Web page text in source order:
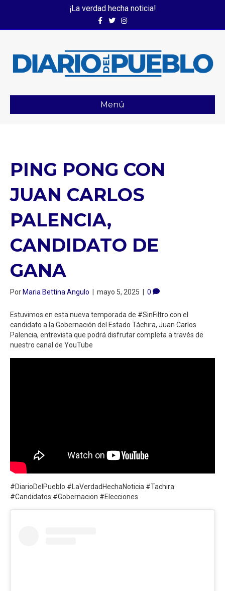
¡La verdad hecha noticia!
FacebookTwitterInstagram
Menú
PING PONG CON
JUAN CARLOS
PALENCIA,
CANDIDATO DE
GANA
PorMaria Bettina Angulo | mayo 5, 2025 | 0
Estuvimos en esta nueva temporada de #SinFiltro con el
candidato a la Gobernación del Estado Táchira, Juan Carlos
Palencia, entrevista que podrá disfrutar completa a través de
nuestro canal de YouTube
#DiarioDelPueblo #LaVerdadHechaNoticia #Tachira
#Candidatos #Gobernacion #Elecciones